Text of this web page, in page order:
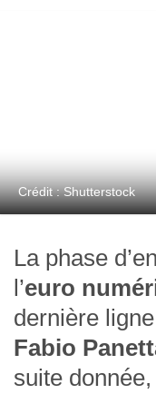
Crédit : Shutterstock
La phase
l’euro
dernière
Fabio
suite donnée,